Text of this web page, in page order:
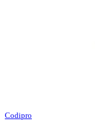
Codipro